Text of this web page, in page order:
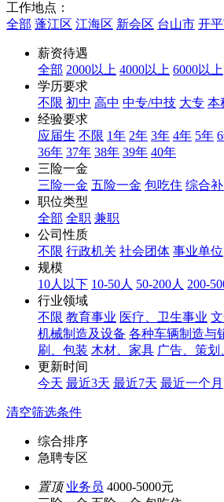
工作地点：
全部 蓬江区 江海区 新会区 台山市 开
薪资待遇
全部 2000以上 4000以上 6000以上
学历要求
不限 初中 高中 中专/中技 大专 本
经验要求
应届生 不限 1年 2年 3年 4年 5年
36年 37年 38年 39年 40年
三险一金
三险一金 五险一金 包吃住 综合
职位类型
全部 全职 兼职
公司性质
不限 行政机关 社会团体 事业单位
规模
10人以下 10-50人 50-200人 200-
行业领域
不限 教育事业 医疗、卫生事业
机械制造及设备 各种车辆制造与
刷、包装 木材、家具 广告、策划
更新时间
今天 最近3天 最近7天 最近一个月
清空筛选条件
综合排序
急聘专区
置顶 业务员 4000-5000元